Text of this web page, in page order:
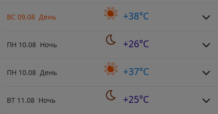
ВС 09.08 День +38°C
ПН 10.08 Ночь +26°C
ПН 10.08 День +37°C
ВТ 11.08 Ночь +25°C